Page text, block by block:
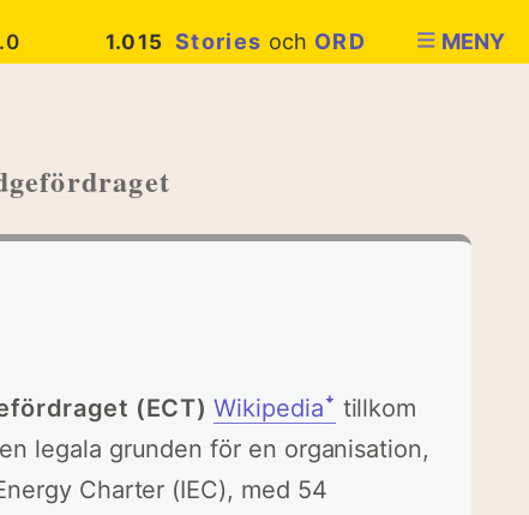
1.015 Stories och ORD MENY
(ECT) Wikipediaꜜ tillkom
legala grunden för en organisation,
Charter (IEC), med 54